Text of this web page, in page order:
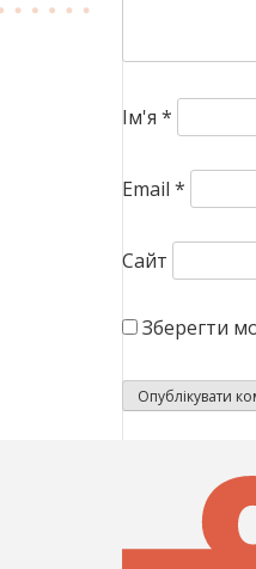
Ім'я *
Email *
Сайт
Зберегти